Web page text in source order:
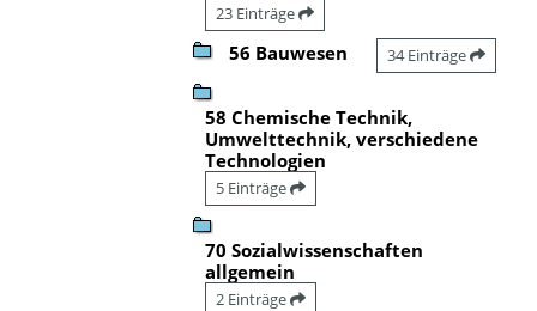
23 Einträge
56 Bauwesen 34 Einträge
58 Chemische Technik,
Umwelttechnik, verschiedene
Technologien
5 Einträge
70 Sozialwissenschaften
allgemein
2 Einträge